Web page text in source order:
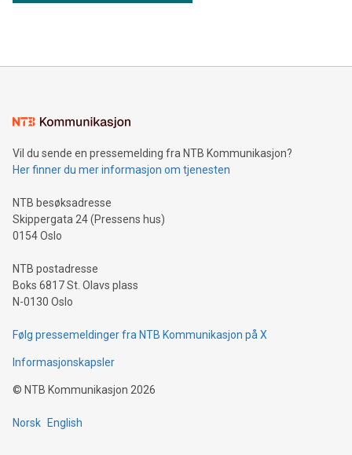
Vil du sende en pressemelding fra NTB Kommunikasjon?
Her finner du mer informasjon om tjenesten
NTB besøksadresse
Skippergata 24 (Pressens hus)
0154 Oslo
NTB postadresse
Boks 6817 St. Olavs plass
N-0130 Oslo
Følg pressemeldinger fra NTB Kommunikasjon på X
Informasjonskapsler
© NTB Kommunikasjon 2026
Norsk English